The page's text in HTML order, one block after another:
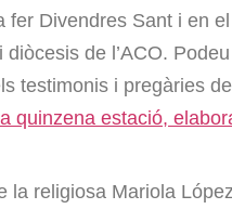
fer Divendres Sant i en
de l’ACO.
testimonis i pregàries
quinzena estació,
la religiosa Mariola